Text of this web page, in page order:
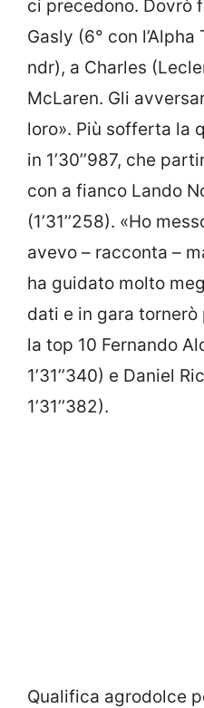
ci precedono. Dovrò
Gasly (6° con l’Alpha
ndr), a Charles
McLaren. Gli
loro». Più sofferta la
in 1’30’’987, che
con a fianco Lando
(1’31’’258). «Ho
avevo – racconta –
ha guidato molto
dati e in gara
la top 10 Fernando
1’31’’340) e Daniel
1’31’’382).
Qualifica agrodolce